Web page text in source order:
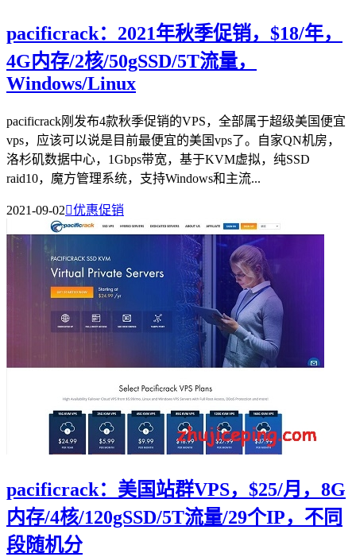
pacificrack：2021年秋季促销，$18/年，
4G内存/2核/50gSSD/5T流量，
Windows/Linux
pacificrack刚发布4款秋季促销的VPS，全部属于超级美国便宜
vps，应该可以说是目前最便宜的美国vps了。自家QN机房，
洛杉矶数据中心，1Gbps带宽，基于KVM虚拟，纯SSD
raid10，魔方管理系统，支持Windows和主流...
2021-09-02优惠促销
pacificrack：美国站群VPS，$25/月，8G
内存/4核/120gSSD/5T流量/29个IP，不同
段随机分